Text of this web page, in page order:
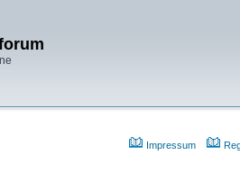
Impressum